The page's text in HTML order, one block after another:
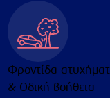
Φροντίδα
& Οδική βοήθεια